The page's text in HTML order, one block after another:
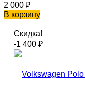
2 000 ₽
В корзину
Скидка!
-1 400 ₽